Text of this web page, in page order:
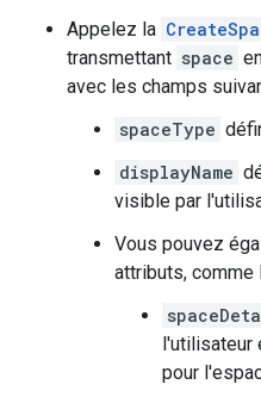
Appelez la
transmettant space
avec les champs
spaceType
displayName
visible par
Vous pouvez
attributs, comme
l'utilisateur
pour